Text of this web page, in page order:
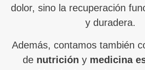
dolor, sino la recuperación
y duradera.
Además, contamos también
de nutrición y medicina